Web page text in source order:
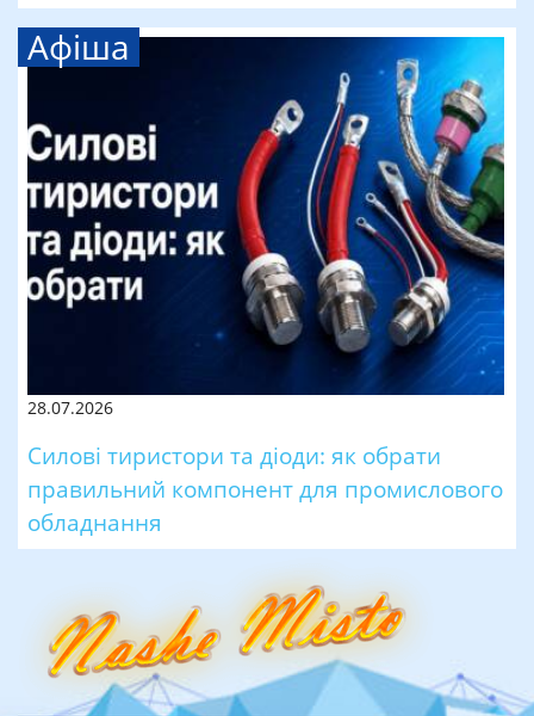
Афіша
28.07.2026
Силові тиристори та діоди: як обрати
правильний компонент для промислового
обладнання